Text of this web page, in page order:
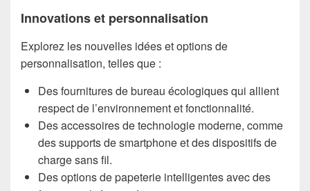
Innovations et personnalisation
Explorez les nouvelles idées et options de
personnalisation, telles que :
Des fournitures de bureau écologiques qui allient
respect de l’environnement et fonctionnalité.
Des accessoires de technologie moderne, comme
des supports de smartphone et des dispositifs de
charge sans fil.
Des options de papeterie intelligentes avec des